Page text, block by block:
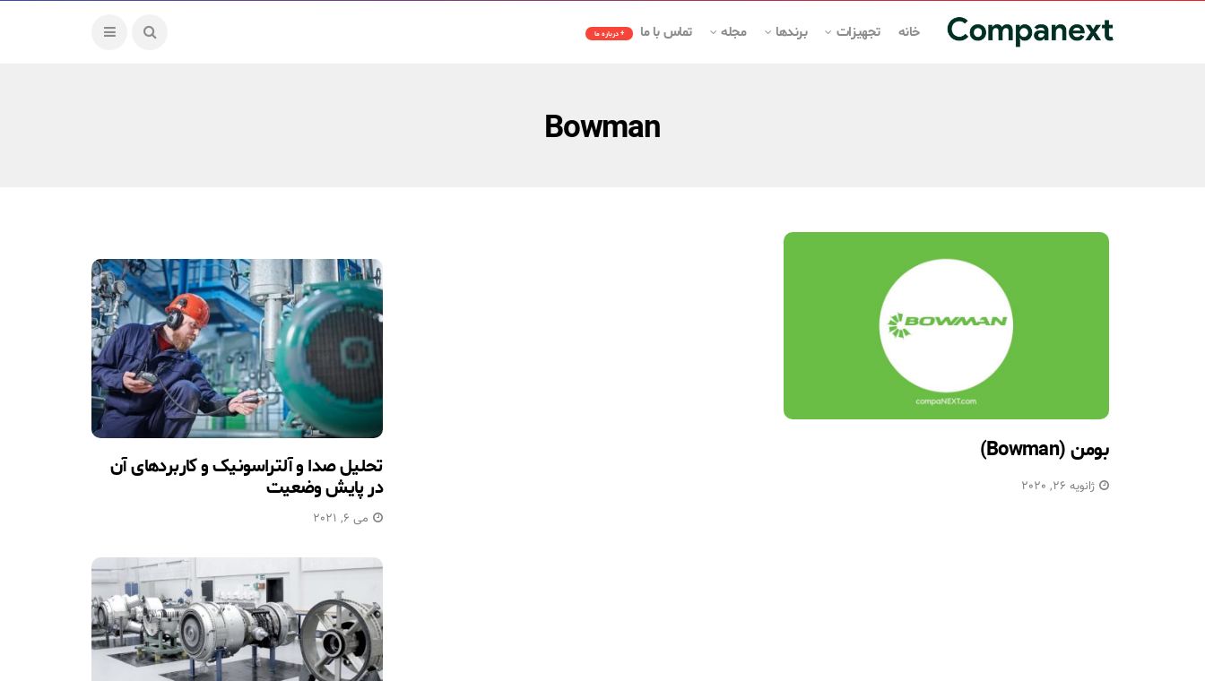
خانه تجهیزات برندها مجله تماس با ما + درباره ما
Bowman
بومن (Bowman)
ژانویه 26, 2020
تحلیل صدا و آلتراسونیک و کاربردهای آن
در پایش وضعیت
می 6, 2021